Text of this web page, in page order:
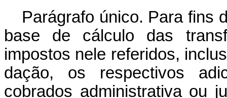
Parágrafo único. Para fins
base de cálculo das
impostos nele referidos,
dação, os respectivos
cobrados administrativa ou